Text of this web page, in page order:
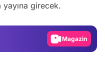
girecek.
Video